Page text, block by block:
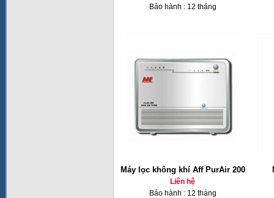
Bảo hành : 12 tháng
Máy lọc không khí Aff PurAir 200
Liên hệ
Bảo hành : 12 tháng